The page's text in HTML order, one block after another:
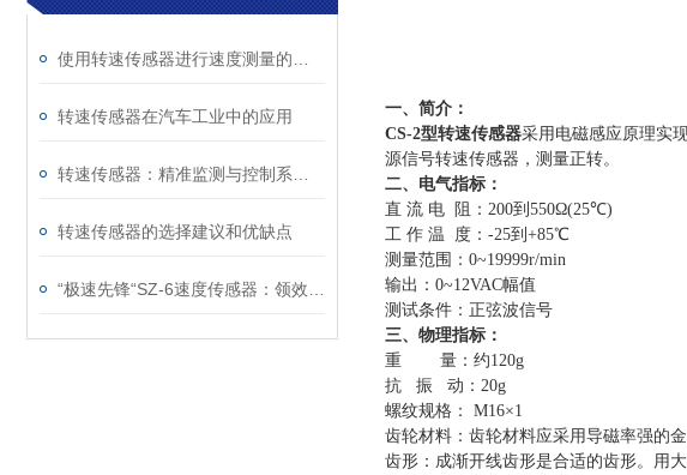
转速传感器在汽车工业中的应用
转速传感器的选择建议和优缺点
一、简介：
CS-2型转速传感器采用电磁感应原理实
源信号转速传感器，测量正转。
二、电气指标：
直 流 电 阻：200到550Ω(25℃)
工 作 温 度：-25到+85℃
测量范围：0~19999r/min
输出：0~12VAC幅值
测试条件：正弦波信号
三、物理指标：
重 量：约120g
抗 振 动：20g
螺纹规格： M16×1
齿轮材料：齿轮材料应采用导磁率强的金
齿形：成渐开线齿形是合适的齿形。用